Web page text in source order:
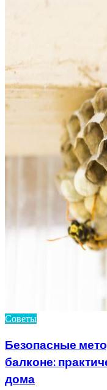
Советы
Безопасные
балконе:
дома